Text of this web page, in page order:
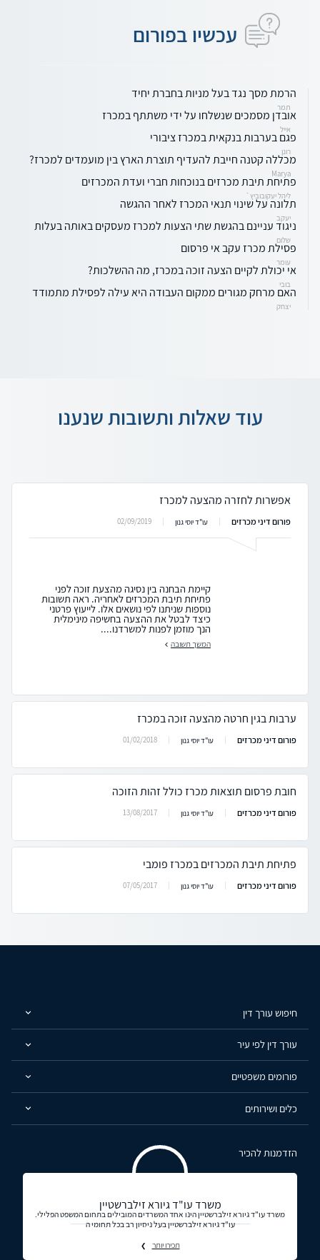
עכשיו בפורום
הרמת מסך נגד בעל מניות בחברת יחיד
תמר
אובדן מסמכים שנשלחו על ידי משתתף במכרז
אייל
פגם בערבות בנקאית במכרז ציבורי
רונן
מכללה קטנה חייבת להעדיף תוצרת הארץ בין מועמדים למכרז?
Marya
פתיחת תיבת מכרזים בנוכחות חברי ועדת המכרזים
ליהל יעקובוביץ`
תלונה על שינוי תנאי המכרז לאחר ההגשה
יעקב
ניגוד עניינם בהגשת שתי הצעות למכרז מעסקים באותה בעלות
שלום
פסילת מכרז עקב אי פרסום
עומר
אי יכולת לקיים הצעה זוכה במכרז, מה ההשלכות?
בובי
האם מרחק מגורים ממקום העבודה היא עילה לפסילת מתמודד
יצחק
עוד שאלות ותשובות שנענו
אפשרות לחזרה מהצעה למכרז
פורום דיני מכרזים עו"ד יוסי גנון 02/09/2019
קיימת הבחנה בין נסיגה מהצעת זוכה לפני
פתיחת תיבת המכרזים לאחריה. ראה תשובות
נוספות שניתנו לפי נושאים אלו. לייעוץ פרטני
כיצד לבטל את ההצעה בחשיפה מינימלית
הנך מוזמן לפנות למשרדנו....
המשך תשובה
ערבות בגין חרטה מהצעה זוכה במכרז
פורום דיני מכרזים עו"ד יוסי גנון 01/02/2018
חובת פרסום תוצאות מכרז כולל זהות הזוכה
פורום דיני מכרזים עו"ד יוסי גנון 13/08/2017
פתיחת תיבת המכרזים במכרז פומבי
פורום דיני מכרזים עו"ד יוסי גנון 07/05/2017
חיפוש עורך דין
עורך דין לפי עיר
פורומים משפטיים
כלים ושירותים
הזדמנות להכיר
משרד עו"ד גיורא זילברשטיין
משרד עו"ד גיורא זילברשטיין הינו אחד המשרדים המובילים בתחום המשפט הפלילי.
עו"ד גיורא זילברשטיין בעל ניסיון רב בכל תחומי ה
תכירו יותר